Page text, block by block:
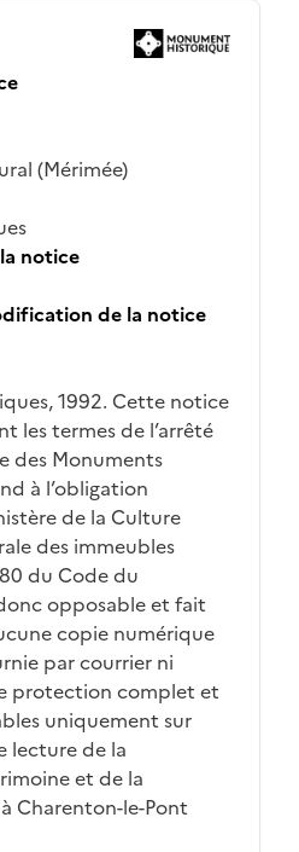
(Mérimée)
notice
de la notice
1992. Cette notice
les termes de l’arrêté
des Monuments
à l’obligation
de la Culture
des immeubles
du Code du
opposable et fait
copie numérique
par courrier ni
protection complet et
uniquement sur
lecture de la
et de la
Charenton-le-Pont